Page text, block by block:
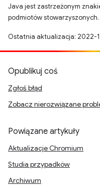
Java jest zastrzeżonym
podmiotów stowarzyszonych.
Ostatnia aktualizacja: 2022-
Opublikuj coś
Zgłoś błąd
Zobacz nierozwiązane
Powiązane artykuły
Aktualizacje Chromium
Studia przypadków
Archiwum